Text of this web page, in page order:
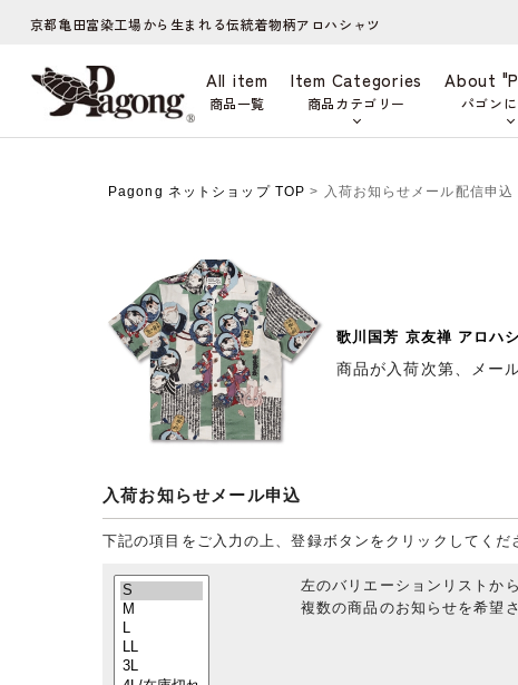
京都亀田富染工場から生まれる伝統着物柄アロハシャツ
All item
商品一覧
Item Categories
商品カテゴリー
About
パゴン
Pagong ネットショップ TOP > 入荷お知らせメール配信申込
歌川国芳 京友禅 アロハ
商品が入荷次第、メー
入荷お知らせメール申込
下記の項目をご入力の上、登録ボタンをクリックしてくだ
左のバリエーションリストか
複数の商品のお知らせを希望